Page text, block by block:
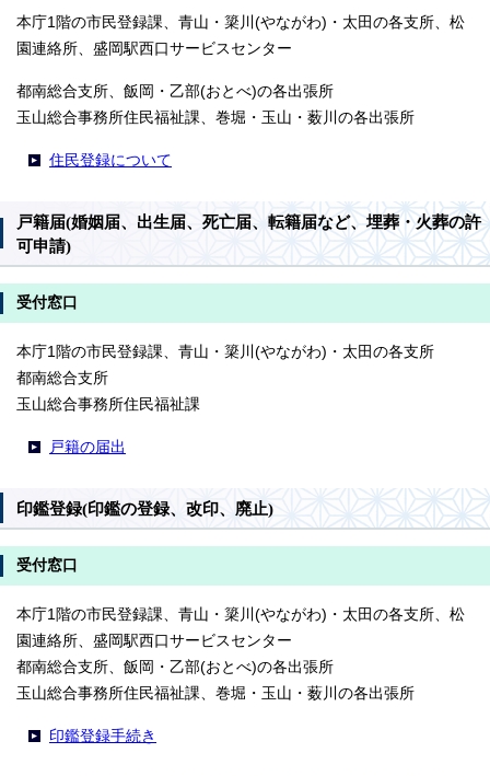
本庁1階の市民登録課、青山・簗川(やながわ)・太田の各支所、松
園連絡所、盛岡駅西口サービスセンター
都南総合支所、飯岡・乙部(おとべ)の各出張所
玉山総合事務所住民福祉課、巻堀・玉山・薮川の各出張所
住民登録について
戸籍届(婚姻届、出生届、死亡届、転籍届など、埋葬・火葬の許
可申請)
受付窓口
本庁1階の市民登録課、青山・簗川(やながわ)・太田の各支所
都南総合支所
玉山総合事務所住民福祉課
戸籍の届出
印鑑登録(印鑑の登録、改印、廃止)
受付窓口
本庁1階の市民登録課、青山・簗川(やながわ)・太田の各支所、松
園連絡所、盛岡駅西口サービスセンター
都南総合支所、飯岡・乙部(おとべ)の各出張所
玉山総合事務所住民福祉課、巻堀・玉山・薮川の各出張所
印鑑登録手続き